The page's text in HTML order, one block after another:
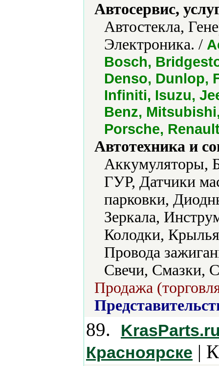
Автосервис,
Автостекла,
Электроника. /
Bosch,
Denso, Dunlop,
Infiniti, Isuzu,
Benz,
Porsche,
Автотехника и
Аккумуляторы,
ГУР, Датчики
парковки,
Зеркала,
Колодки,
Провода
Свечи, Смазки,
Продажа
89.
Красноярске |